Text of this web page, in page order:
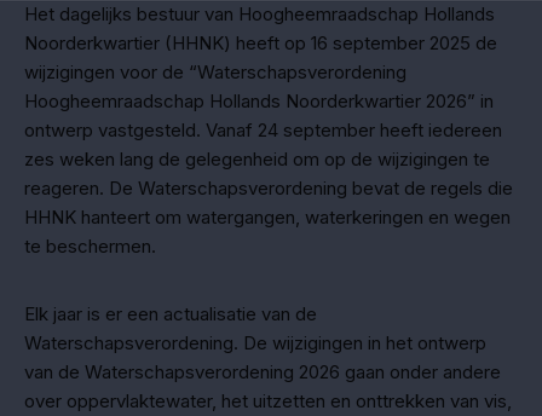
Het dagelijks bestuur van Hoogheemraadschap Hollands
Noorderkwartier (HHNK) heeft op 16 september 2025 de
wijzigingen voor de “Waterschapsverordening
Hoogheemraadschap Hollands Noorderkwartier 2026” in
ontwerp vastgesteld. Vanaf 24 september heeft iedereen
zes weken lang de gelegenheid om op de wijzigingen te
reageren. De Waterschapsverordening bevat de regels die
HHNK hanteert om watergangen, waterkeringen en wegen
te beschermen.
Elk jaar is er een actualisatie van de
Waterschapsverordening. De wijzigingen in het ontwerp
van de Waterschapsverordening 2026 gaan onder andere
over oppervlaktewater, het uitzetten en onttrekken van vis,